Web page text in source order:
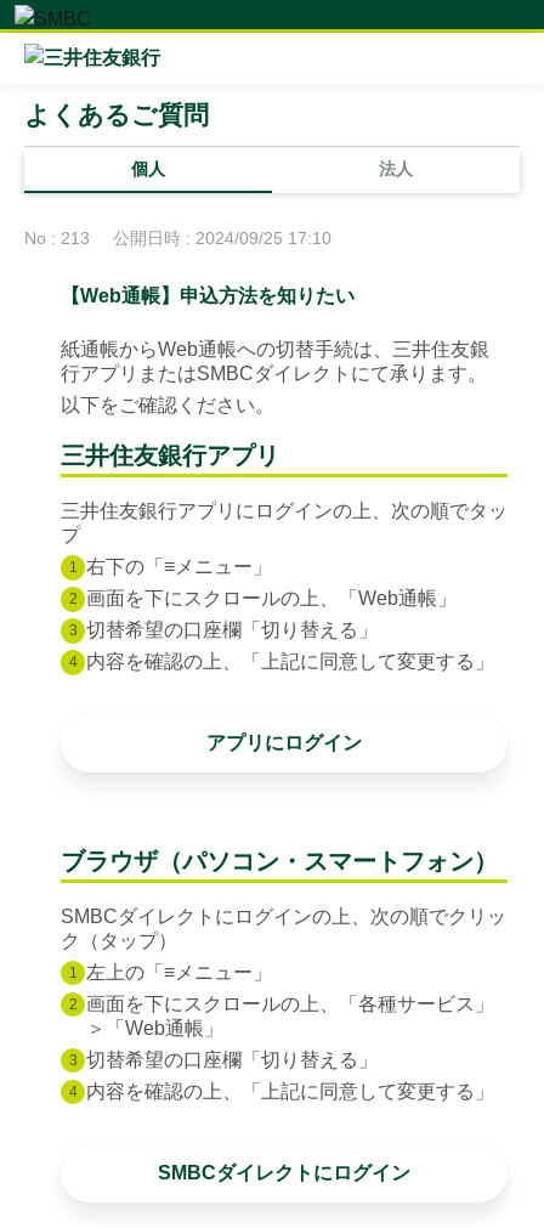
個人 法人
よくあるご質問
No : 213 公開日時 : 2024/09/25 17:10
【Web通帳】申込方法を知りたい
紙通帳からWeb通帳への切替手続は、三井住友銀
行アプリまたはSMBCダイレクトにて承ります。
以下をご確認ください。
三井住友銀行アプリ
三井住友銀行アプリにログインの上、次の順でタッ
プ
1 右下の「≡メニュー」
2 画面を下にスクロールの上、「Web通帳」
3 切替希望の口座欄「切り替える」
4 内容を確認の上、「上記に同意して変更する」
アプリにログイン
ブラウザ（パソコン・スマートフォン）
SMBCダイレクトにログインの上、次の順でクリッ
ク（タップ）
1 左上の「≡メニュー」
2 画面を下にスクロールの上、「各種サービス」
＞「Web通帳」
3 切替希望の口座欄「切り替える」
4 内容を確認の上、「上記に同意して変更する」
SMBCダイレクトにログイン